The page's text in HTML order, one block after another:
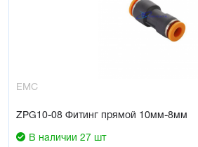
EMC
ZPG10-08 Фитинг прямой 10мм-8мм
В наличии 27 шт